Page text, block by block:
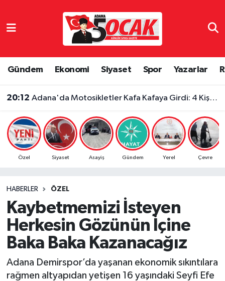
Gündem Ekonomi Siyaset Spor Yazarlar
20:12 Adana'da Motosikletler Kafa Kafaya Girdi: 4 Kişi Yaralandı
Özel Siyaset Asayiş Gündem Yerel Çevre
HABERLER ÖZEL
Kaybetmemizi İsteyen
Herkesin Gözünün İçine
Baka Baka Kazanacağız
Adana Demirspor’da yaşanan ekonomik sıkıntılara
rağmen altyapıdan yetişen 16 yaşındaki Seyfi Efe
Dünya
Eğitim
Gündem
Haber Reklam
Magazin
Özel
Adana Nöbetçi Eczaneler
Adana Trafik Yoğunluk Haritası
Süper Lig Puan Durumu ve Fikstür
Son Dakika Haberleri
Haber Arşivi